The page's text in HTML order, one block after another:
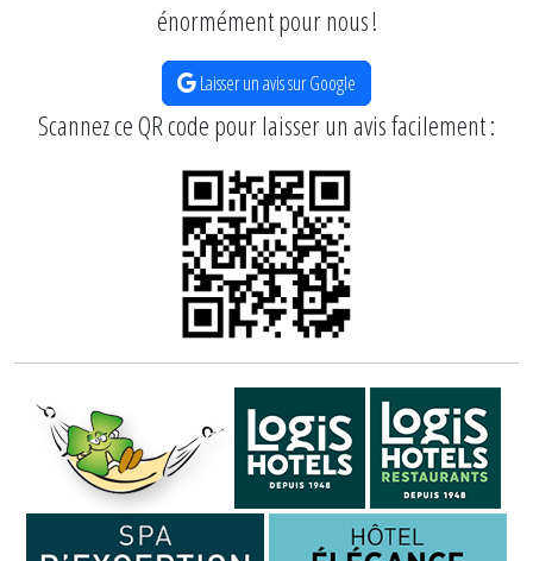
énormément pour nous !
Laisser un avis sur Google
Scannez ce QR code pour laisser un avis facilement :